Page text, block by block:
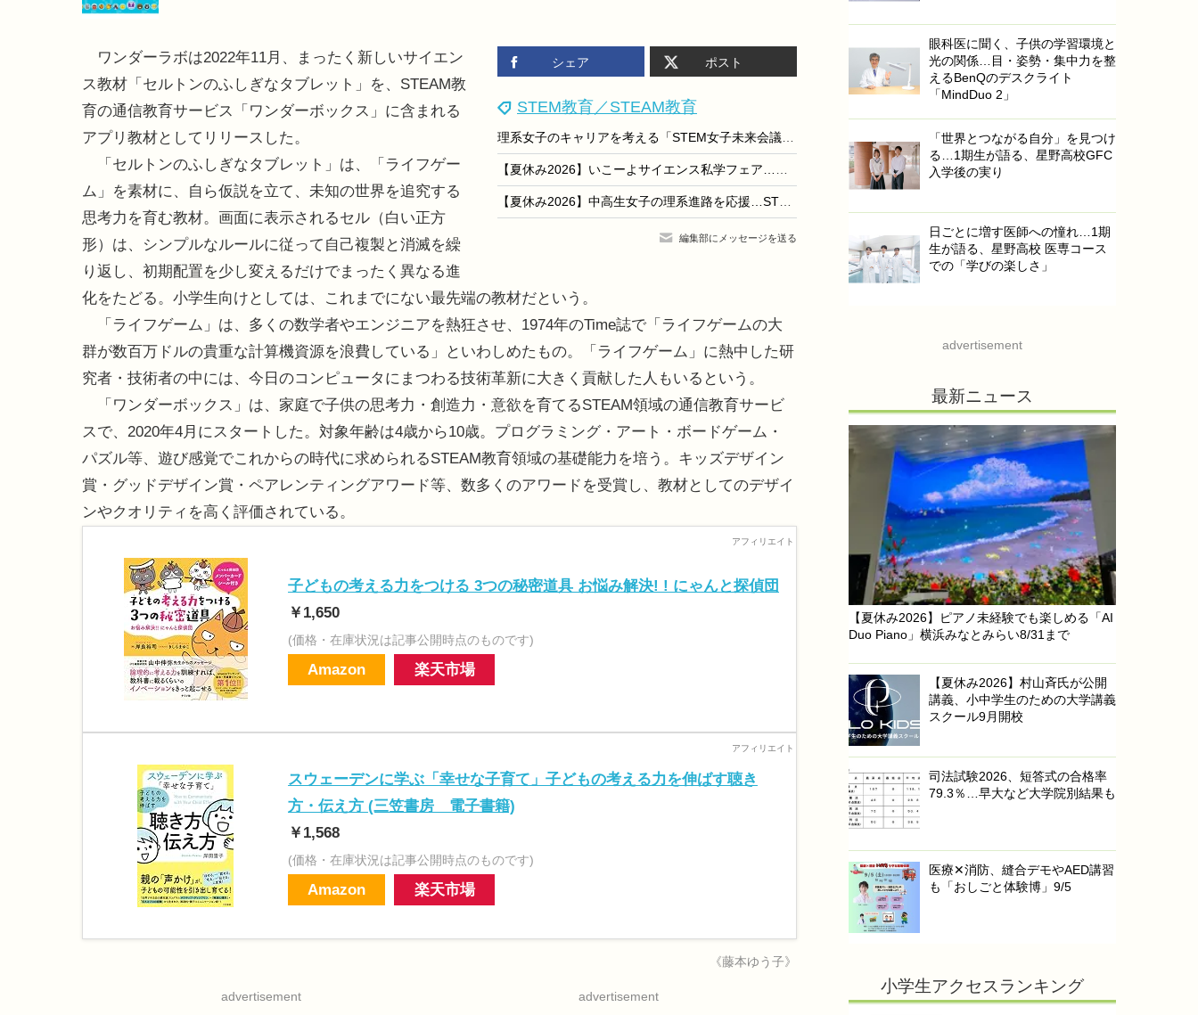
シェア ポスト
STEM教育／STEAM教育
理系女子のキャリアを考える「STEM女子未来会議2026」参加者募集…先着各15人
【夏休み2026】いこーよサイエンス私学フェア…フェスタ同時開催
【夏休み2026】中高生女子の理系進路を応援…STEM Day8/26
編集部にメッセージを送る
ワンダーラボは2022年11月、まったく新しいサイエン
ス教材「セルトンのふしぎなタブレット」を、STEAM教
育の通信教育サービス「ワンダーボックス」に含まれる
アプリ教材としてリリースした。
「セルトンのふしぎなタブレット」は、「ライフゲー
ム」を素材に、自ら仮説を立て、未知の世界を追究する
思考力を育む教材。画面に表示されるセル（白い正方
形）は、シンプルなルールに従って自己複製と消滅を繰
り返し、初期配置を少し変えるだけでまったく異なる進
化をたどる。小学生向けとしては、これまでにない最先端の教材だという。
「ライフゲーム」は、多くの数学者やエンジニアを熱狂させ、1974年のTime誌で「ライフゲームの大
群が数百万ドルの貴重な計算機資源を浪費している」といわしめたもの。「ライフゲーム」に熱中した研
究者・技術者の中には、今日のコンピュータにまつわる技術革新に大きく貢献した人もいるという。
「ワンダーボックス」は、家庭で子供の思考力・創造力・意欲を育てるSTEAM領域の通信教育サービ
スで、2020年4月にスタートした。対象年齢は4歳から10歳。プログラミング・アート・ボードゲーム・
パズル等、遊び感覚でこれからの時代に求められるSTEAM教育領域の基礎能力を培う。キッズデザイン
賞・グッドデザイン賞・ペアレンティングアワード等、数多くのアワードを受賞し、教材としてのデザイ
ンやクオリティを高く評価されている。
子どもの考える力をつける 3つの秘密道具 お悩み解決! ! にゃんと探偵団
￥1,650
(価格・在庫状況は記事公開時点のものです)
Amazon 楽天市場
スウェーデンに学ぶ「幸せな子育て」子どもの考える力を伸ばす聴き
方・伝え方 (三笠書房 電子書籍)
￥1,568
(価格・在庫状況は記事公開時点のものです)
Amazon 楽天市場
《藤本ゆう子》
advertisement advertisement
眼科医に聞く、子供の学習環境と
光の関係…目・姿勢・集中力を整
えるBenQのデスクライト
「MindDuo 2」
「世界とつながる自分」を見つけ
る…1期生が語る、星野高校GFC
入学後の実り
日ごとに増す医師への憧れ…1期
生が語る、星野高校 医専コース
での「学びの楽しさ」
advertisement
最新ニュース
【夏休み2026】ピアノ未経験でも楽しめる「AI
Duo Piano」横浜みなとみらい8/31まで
【夏休み2026】村山斉氏が公開
講義、小中学生のための大学講義
スクール9月開校
司法試験2026、短答式の合格率
79.3％…早大など大学院別結果も
医療✕消防、縫合デモやAED講習
も「おしごと体験博」9/5
小学生アクセスランキング